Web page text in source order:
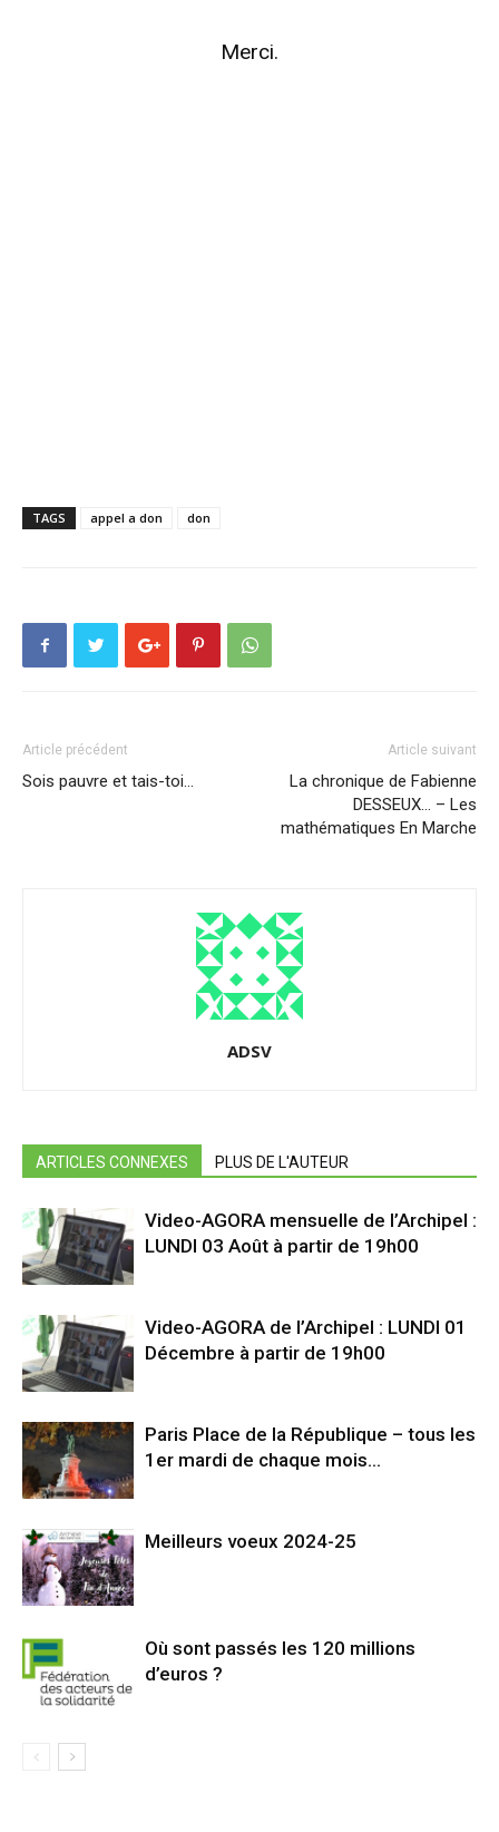
Merci.
TAGS appel a don don
Article précédent
Sois pauvre et tais-toi…
Article suivant
La chronique de Fabienne
DESSEUX… – Les
mathématiques En Marche
ADSV
ARTICLES CONNEXES PLUS DE L'AUTEUR
Video-AGORA mensuelle de l’Archipel :
LUNDI 03 Août à partir de 19h00
Video-AGORA de l’Archipel : LUNDI 01
Décembre à partir de 19h00
Paris Place de la République – tous les
1er mardi de chaque mois…
Meilleurs voeux 2024-25
Où sont passés les 120 millions
d’euros ?